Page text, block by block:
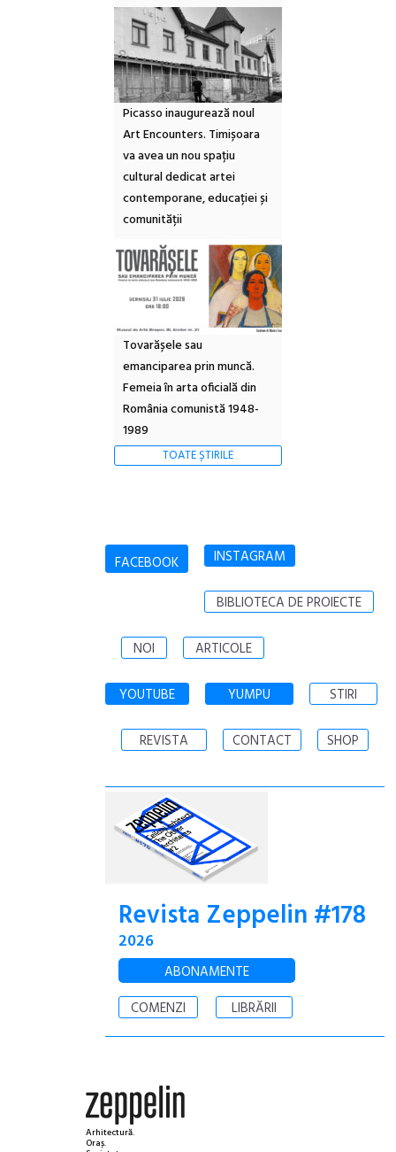
Picasso inaugurează noul
Art Encounters. Timișoara
va avea un nou spațiu
cultural dedicat artei
contemporane, educației și
comunității
Tovarășele sau
emanciparea prin muncă.
Femeia în arta oficială din
România comunistă 1948-
1989
TOATE ȘTIRILE
FACEBOOK INSTAGRAM
BIBLIOTECA DE PROIECTE
NOI ARTICOLE
YOUTUBE YUMPU STIRI
REVISTA CONTACT SHOP
Revista Zeppelin #178
2026
ABONAMENTE
COMENZI
LIBRĂRII
Arhitectură.
Oraș.